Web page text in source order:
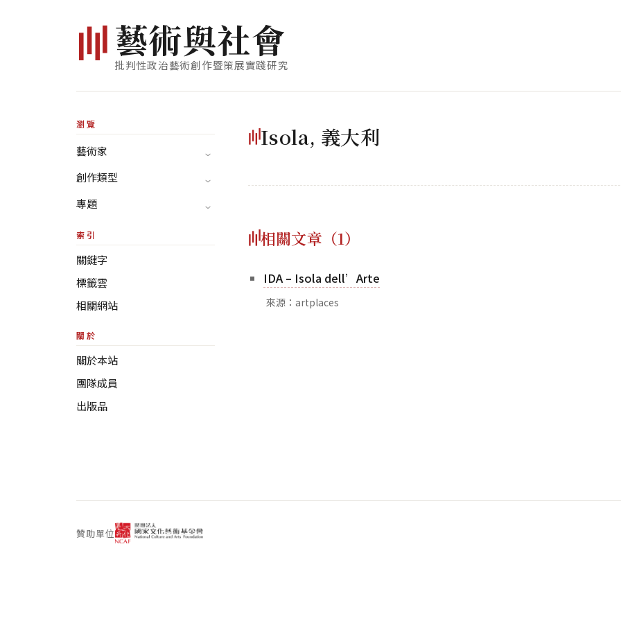
藝術與社會
批判性政治藝術創作暨策展實踐研究
瀏覽
藝術家
創作類型
專題
索引
關鍵字
標籤雲
相關網站
關於
關於本站
團隊成員
出版品
Isola, 義大利
相關文章（1）
IDA – Isola dell’Arte
來源：artplaces
贊助單位